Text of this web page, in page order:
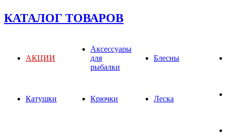
КАТАЛОГ ТОВАРОВ
АКЦИИ
Аксессуары
для
рыбалки
Блесны
Катушки Крючки Леска